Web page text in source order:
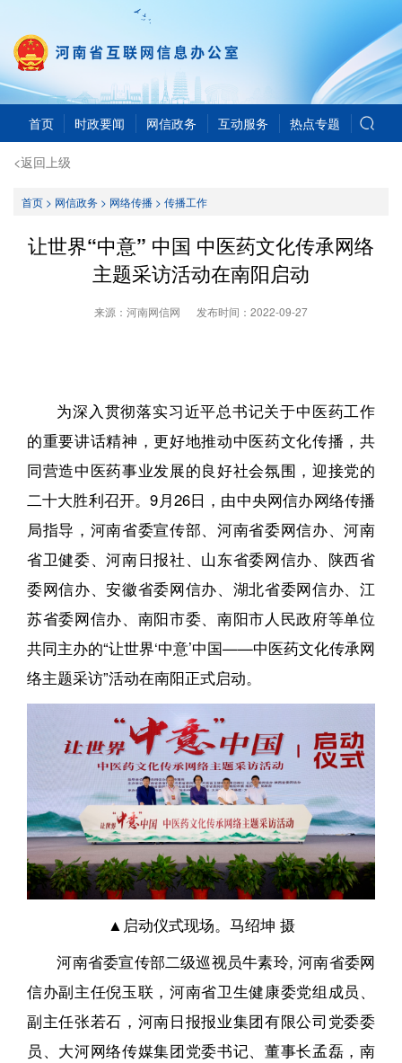
首页 时政要闻 网信政务 互动服务 热点专题
<返回上级
首页> 网信政务> 网络传播> 传播工作
让世界“中意” 中国 中医药文化传承网络
主题采访活动在南阳启动
来源：河南网信网 发布时间： 2022-09-27
为深入贯彻落实习近平总书记关于中医药工作
的重要讲话精神，更好地推动中医药文化传播，共
同营造中医药事业发展的良好社会氛围，迎接党的
二十大胜利召开。9月26日，由中央网信办网络传播
局指导，河南省委宣传部、河南省委网信办、河南
省卫健委、河南日报社、山东省委网信办、陕西省
委网信办、安徽省委网信办、湖北省委网信办、江
苏省委网信办、南阳市委、南阳市人民政府等单位
共同主办的“让世界‘中意’中国——中医药文化传承网
络主题采访”活动在南阳正式启动。
▲启动仪式现场。马绍坤 摄
河南省委宣传部二级巡视员牛素玲, 河南省委网
信办副主任倪玉联，河南省卫生健康委党组成员、
副主任张若石，河南日报报业集团有限公司党委委
员、大河网络传媒集团党委书记、董事长孟磊，南